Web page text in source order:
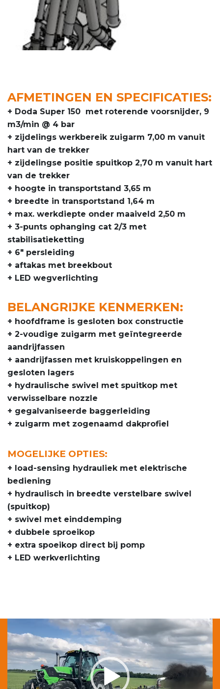
AFMETINGEN EN SPECIFICATIES:
+ Doda Super 150 met roterende voorsnijder, 9
m3/min @ 4 bar
+ zijdelings werkbereik zuigarm 7,00 m vanuit
hart van de trekker
+ zijdelingse positie spuitkop 2,70 m vanuit hart
van de trekker
+ hoogte in transportstand 3,65 m
+ breedte in transportstand 1,64 m
+ max. werkdiepte onder maaiveld 2,50 m
+ 3-punts ophanging cat 2/3 met
stabilisatieketting
+ 6″ persleiding
+ aftakas met breekbout
+ LED wegverlichting
BELANGRIJKE KENMERKEN:
+ hoofdframe is gesloten box constructie
+ 2-voudige zuigarm met geïntegreerde
aandrijfassen
+ aandrijfassen met kruiskoppelingen en
gesloten lagers
+ hydraulische swivel met spuitkop met
verwisselbare nozzle
+ gegalvaniseerde baggerleiding
+ zuigarm met zogenaamd dakprofiel
MOGELIJKE OPTIES:
+ load-sensing hydrauliek met elektrische
bediening
+ hydraulisch in breedte verstelbare swivel
(spuitkop)
+ swivel met einddemping
+ dubbele sproeikop
+ extra spoeikop direct bij pomp
+ LED werkverlichting
Videospeler